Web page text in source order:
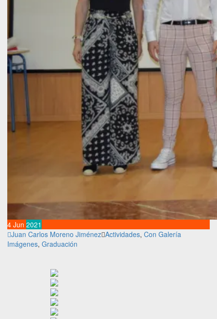
4 Jun 2021
Juan Carlos Moreno Jiménez Actividades, Con Galería
Imágenes, Graduación